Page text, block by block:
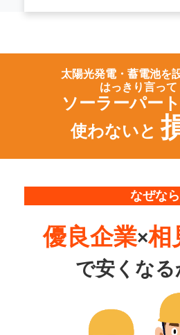
太陽光発電・蓄電池を
はっきり言って
ソーラーパー
使わないと
なぜなら
優良企業×相
で安くなる